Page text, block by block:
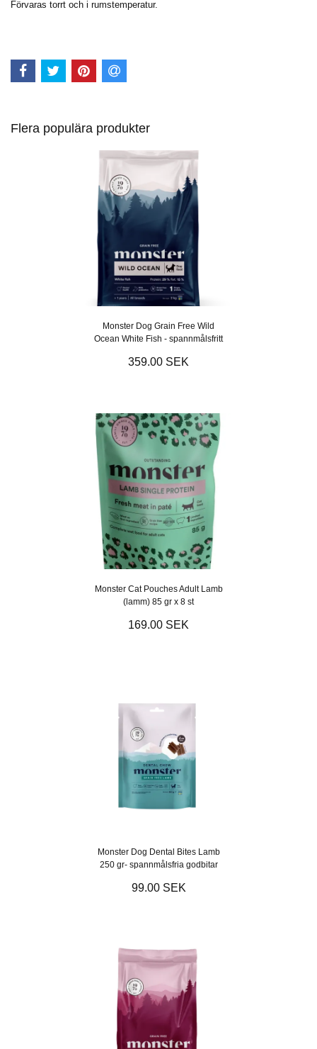
Förvaras torrt och i rumstemperatur.
Flera populära produkter
Monster Dog Grain Free Wild
Ocean White Fish - spannmålsfritt
359.00 SEK
Monster Cat Pouches Adult Lamb
(lamm) 85 gr x 8 st
169.00 SEK
Monster Dog Dental Bites Lamb
250 gr- spannmålsfria godbitar
99.00 SEK